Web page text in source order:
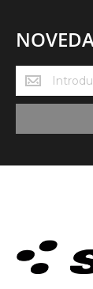
Novedades
Söll